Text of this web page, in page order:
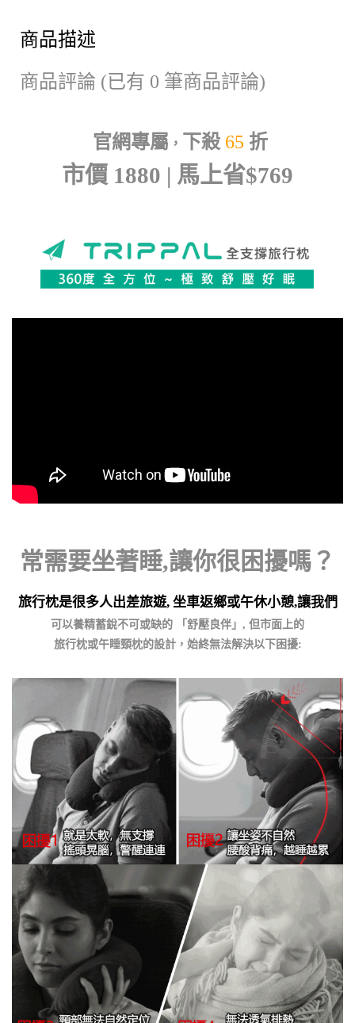
商品描述
商品評論 (已有 0 筆商品評論)
官網專屬 ， 下殺 65 折
市價 1880 | 馬上省$769
常需要坐著睡,讓你很困擾嗎？
旅行枕是很多人出差旅遊, 坐車返鄉或午休小憩,讓我們
可以養精蓄銳不可或缺的 「舒壓良伴」, 但市面上的
旅行枕或午睡頸枕的設計，始終無法解決以下困擾: